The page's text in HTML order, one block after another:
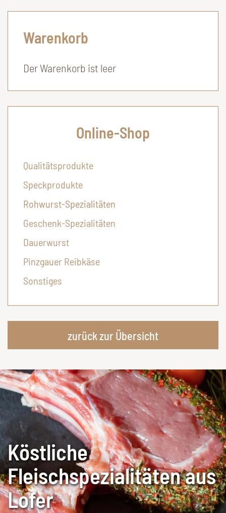
Warenkorb
Der Warenkorb ist leer
Online-Shop
Qualitätsprodukte
Speckprodukte
Rohwurst-Spezialitäten
Geschenk-Spezialitäten
Dauerwurst
Pinzgauer Reibkäse
Sonstiges
zurück zur Übersicht
Köstliche
Fleischspezialitäten aus
Lofer